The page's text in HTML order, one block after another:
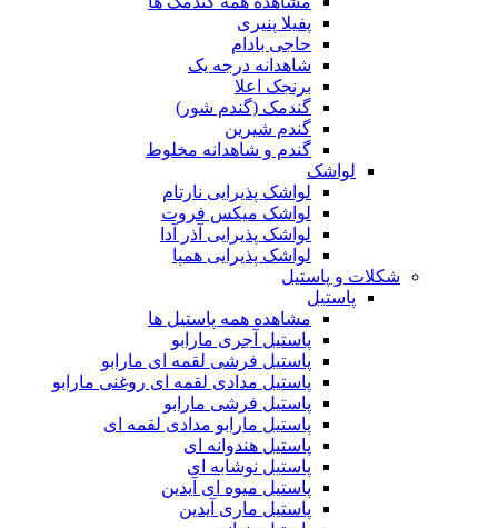
پفیلا پنیری
حاجی بادام
شاهدانه درجه یک
برنجک اعلا
گندمک (گندم شور)
گندم شیرین
گندم و شاهدانه مخلوط
لواشک
لواشک پذیرایی نارتام
لواشک میکس فروت
لواشک پذیرایی آذر آدا
لواشک پذیرایی همپا
شکلات و پاستیل
پاستیل
مشاهده همه پاستیل ها
پاستیل آجری مارابو
پاستیل فرشی لقمه ای مارابو
پاستیل مدادی لقمه ای روغنی مارابو
پاستیل فرشی مارابو
پاستیل مارابو مدادی لقمه ای
پاستیل هندوانه ای
پاستیل نوشابه ای
پاستیل میوه ای آیدین
پاستیل ماری آیدین